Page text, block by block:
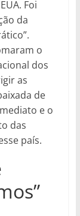
Foi
da
o
dos
as
de
e o
das
país.